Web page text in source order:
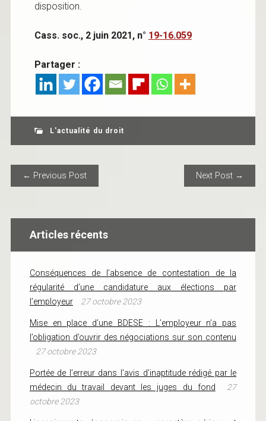
disposition.
Cass. soc., 2 juin 2021, n° 19-16.059
Partager :
L'actualité du droit
POST NAVIGATION
← Previous Post Next Post →
Articles récents
Conséquences de l’absence de contestation de la
régularité d’une candidature aux élections par
l’employeur
27 octobre 2023
Mise en place d’une BDESE : L’employeur n’a pas
l’obligation d’ouvrir des négociations sur son contenu
27 octobre 2023
Portée de l’erreur dans l’avis d’inaptitude rédigé par le
médecin du travail devant les juges du fond
27
octobre 2023